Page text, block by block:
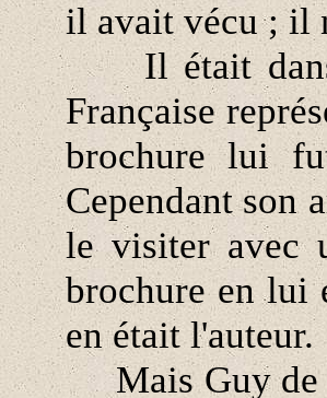
il avait vécu ; il
Il était dans
Française
brochure lui
Cependant son
le visiter avec
brochure en lui
en était l'auteur.
Mais Guy de